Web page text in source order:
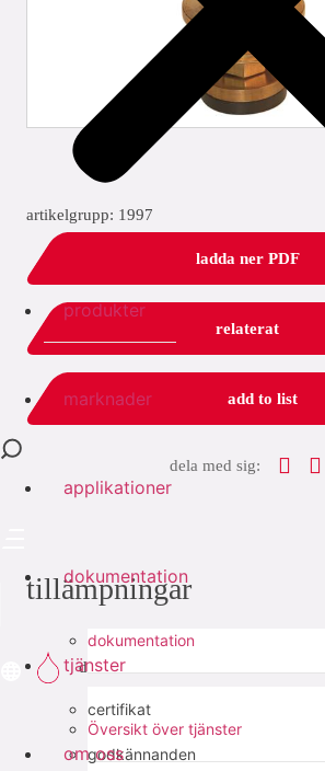
produkter
marknader
applikationer
dokumentation
dokumentation
certifikat
godkännanden
tjänster
Översikt över tjänster
om oss
artikelgrupp: 1997
ladda ner PDF
relaterat
add to list
dela med sig:
tillämpningar
dricksvatten